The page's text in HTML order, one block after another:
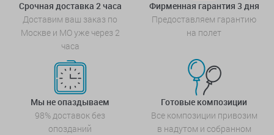
Срочная доставка 2 часа
Доставим ваш заказ по
Москве и МО уже через 2
часа
Фирменная гарантия 3 дня
Предоставляем гарантию
на полет
Мы не опаздываем
98% доставок без
опозданий
Готовые композиции
Все композиции привозим
в надутом и собранном